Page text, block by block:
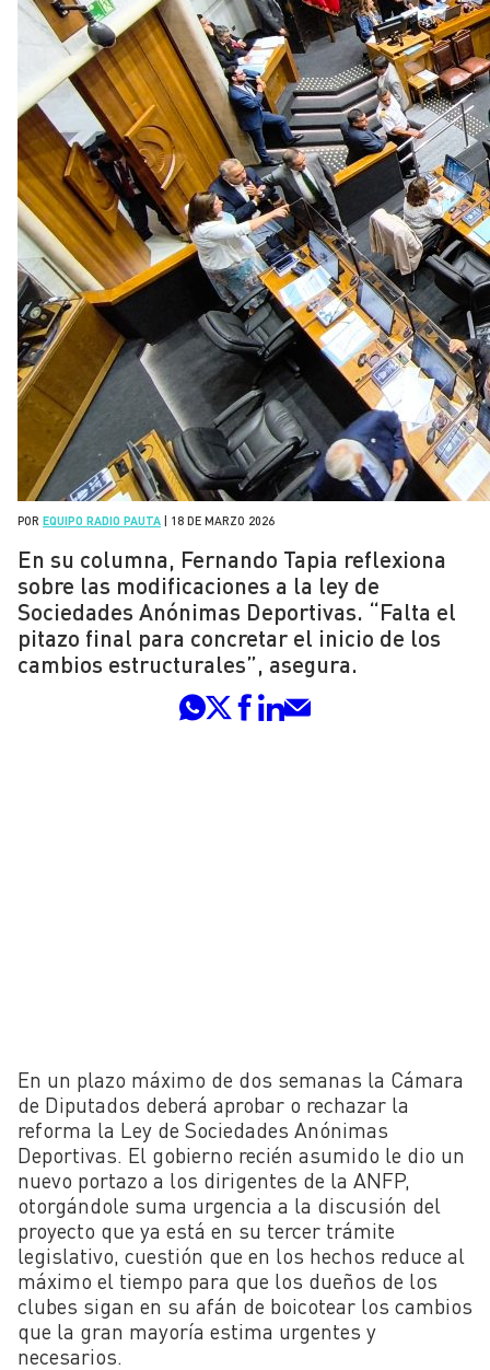
POR EQUIPO RADIO PAUTA 18 DE MARZO 2026
En su columna, Fernando Tapia reflexiona
sobre las modificaciones a la ley de
Sociedades Anónimas Deportivas. “Falta el
pitazo final para concretar el inicio de los
cambios estructurales”, asegura.
En un plazo máximo de dos semanas la Cámara
de Diputados deberá aprobar o rechazar la
reforma la Ley de Sociedades Anónimas
Deportivas. El gobierno recién asumido le dio un
nuevo portazo a los dirigentes de la ANFP,
otorgándole suma urgencia a la discusión del
proyecto que ya está en su tercer trámite
legislativo, cuestión que en los hechos reduce al
máximo el tiempo para que los dueños de los
clubes sigan en su afán de boicotear los cambios
que la gran mayoría estima urgentes y
necesarios.